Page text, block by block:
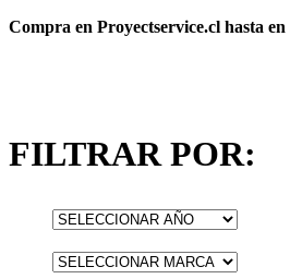
Compra en Proyectservice.cl hasta en
FILTRAR POR: